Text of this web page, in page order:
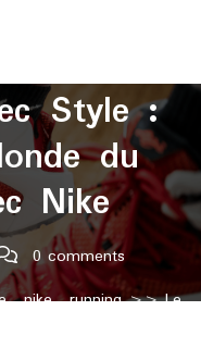
2024
Style :
du
Nike
0 comments
,nike,running>> Le